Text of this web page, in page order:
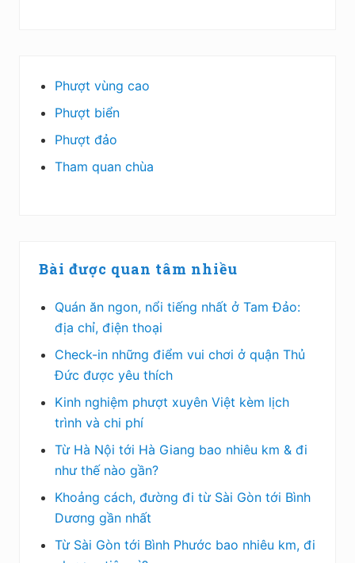
Phượt vùng cao
Phượt biển
Phượt đảo
Tham quan chùa
Bài được quan tâm nhiều
Quán ăn ngon, nổi tiếng nhất ở Tam Đảo:
địa chỉ, điện thoại
Check-in những điểm vui chơi ở quận Thủ
Đức được yêu thích
Kinh nghiệm phượt xuyên Việt kèm lịch
trình và chi phí
Từ Hà Nội tới Hà Giang bao nhiêu km & đi
như thế nào gần?
Khoảng cách, đường đi từ Sài Gòn tới Bình
Dương gần nhất
Từ Sài Gòn tới Bình Phước bao nhiêu km, đi